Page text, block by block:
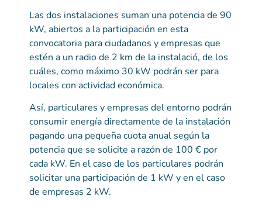
Las dos instalaciones suman una potencia de 90
kW, abiertos a la participación en esta
convocatoria para ciudadanos y empresas que
estén a un radio de 2 km de la instalació, de los
cuáles, como máximo 30 kW podrán ser para
locales con actividad económica.
Así, particulares y empresas del entorno podrán
consumir energía directamente de la instalación
pagando una pequeña cuota anual según la
potencia que se solicite a razón de 100 € por
cada kW. En el caso de los particulares podrán
solicitar una participación de 1 kW y en el caso
de empresas 2 kW.